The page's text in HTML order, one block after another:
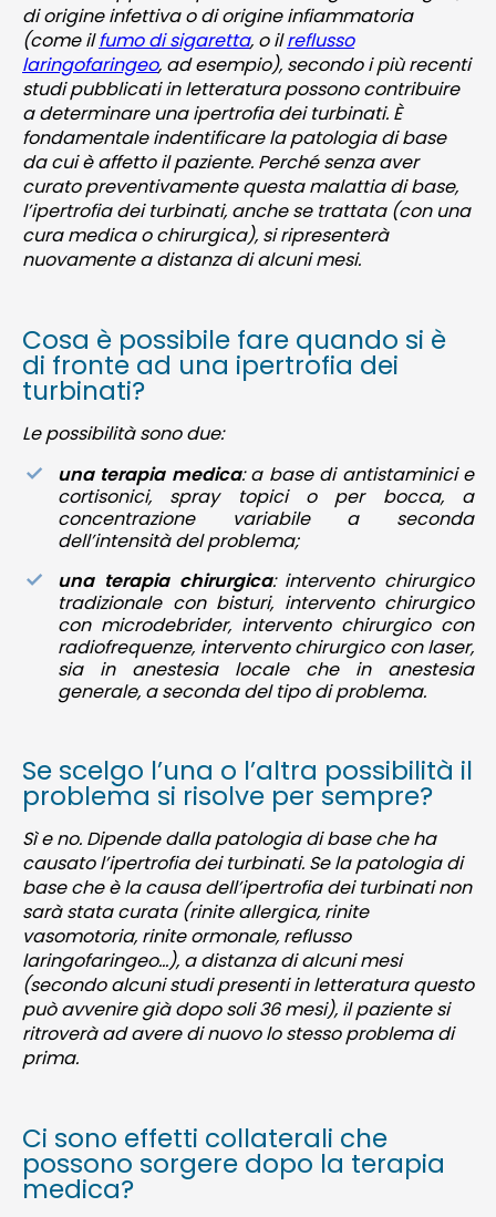
di origine infettiva o di origine infiammatoria
(come ilfumo di sigaretta, o ilreflusso
laringofaringeo, ad esempio), secondo i più recenti
studi pubblicati in letteratura possono contribuire
a determinare una ipertrofia dei turbinati. È
fondamentale indentificare la patologia di base
da cui è affetto il paziente. Perché senza aver
curato preventivamente questa malattia di base,
l’ipertrofia dei turbinati, anche se trattata (con una
cura medica o chirurgica), si ripresenterà
nuovamente a distanza di alcuni mesi.
Cosa è possibile fare quando si è
di fronte ad una ipertrofia dei
turbinati?
Le possibilità sono due:
una terapia medica: a base di antistaminici e
cortisonici, spray topici o per bocca, a
concentrazione variabile a seconda
dell’intensità del problema;
una terapia chirurgica: intervento chirurgico
tradizionale con bisturi, intervento chirurgico
con microdebrider, intervento chirurgico con
radiofrequenze, intervento chirurgico con laser,
sia in anestesia locale che in anestesia
generale, a seconda del tipo di problema.
Se scelgo l’una o l’altra possibilità il
problema si risolve per sempre?
Sì e no. Dipende dalla patologia di base che ha
causato l’ipertrofia dei turbinati. Se la patologia di
base che è la causa dell’ipertrofia dei turbinati non
sarà stata curata (rinite allergica, rinite
vasomotoria, rinite ormonale, reflusso
laringofaringeo…), a distanza di alcuni mesi
(secondo alcuni studi presenti in letteratura questo
può avvenire già dopo soli 36 mesi), il paziente si
ritroverà ad avere di nuovo lo stesso problema di
prima.
Ci sono effetti collaterali che
possono sorgere dopo la terapia
medica?